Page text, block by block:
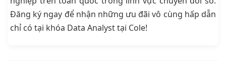
Đăng ký ngay để nhận những ưu đãi vô cùng hấp dẫn
chỉ có tại khóa Data Analyst tại Cole!